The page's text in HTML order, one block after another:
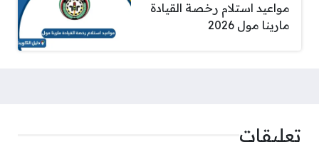
مواعيد استلام رخصة القيادة
مارينا مول 2026
تعليقات